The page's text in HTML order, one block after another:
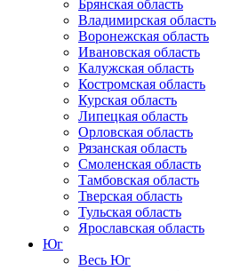
Брянская область
Владимирская область
Воронежская область
Ивановская область
Калужская область
Костромская область
Курская область
Липецкая область
Орловская область
Рязанская область
Смоленская область
Тамбовская область
Тверская область
Тульская область
Ярославская область
Юг
Весь Юг